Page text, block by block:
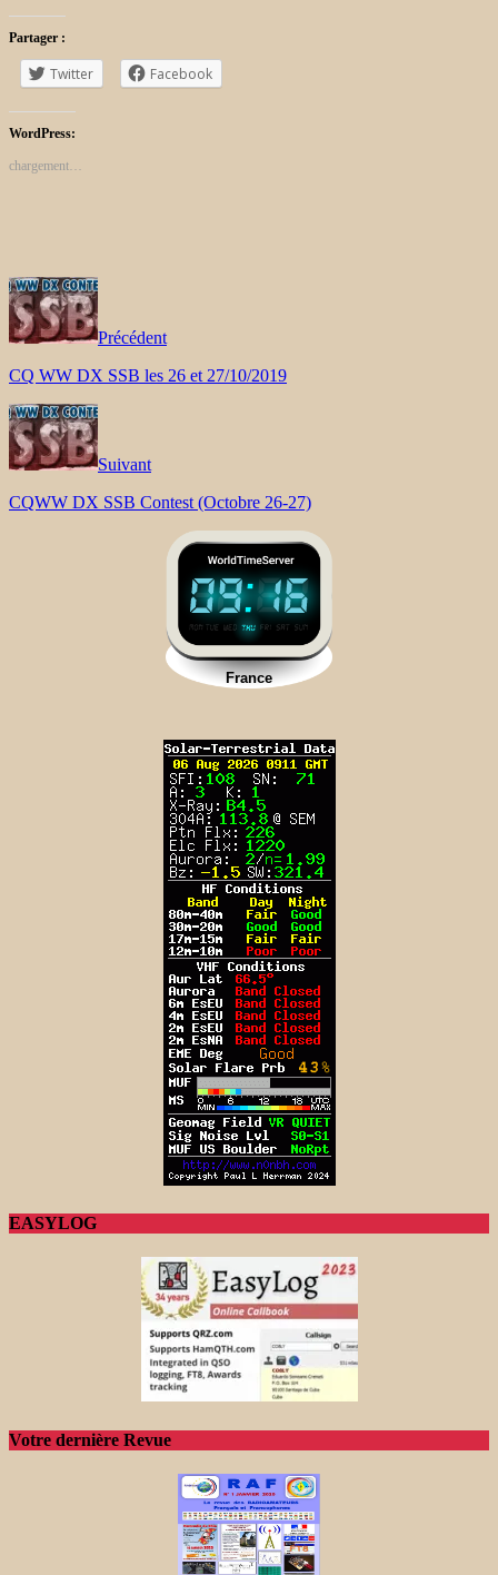
Partager :
Twitter Facebook
WordPress:
chargement…
Précédent
CQ WW DX SSB les 26 et 27/10/2019
Suivant
CQWW DX SSB Contest (Octobre 26-27)
EASYLOG
Votre dernière Revue